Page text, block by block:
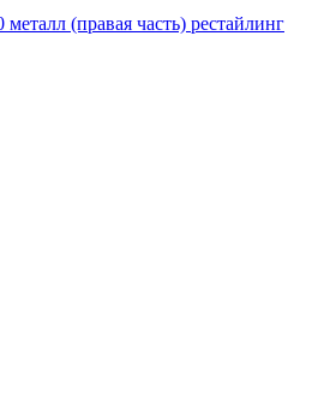
(правая часть) рестайлинг